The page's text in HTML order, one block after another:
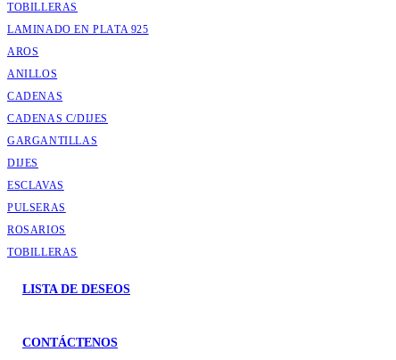
TOBILLERAS
LAMINADO EN PLATA 925
AROS
ANILLOS
CADENAS
CADENAS C/DIJES
GARGANTILLAS
DIJES
ESCLAVAS
PULSERAS
ROSARIOS
TOBILLERAS
LISTA DE DESEOS
CONTÁCTENOS